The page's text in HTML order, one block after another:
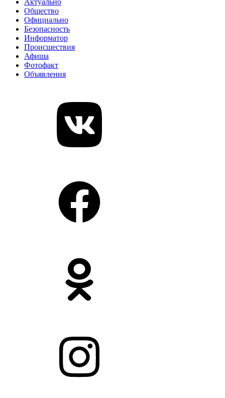
Актуально
Общество
Официально
Безопасность
Информатор
Происшествия
Афиша
Фотофакт
Объявления